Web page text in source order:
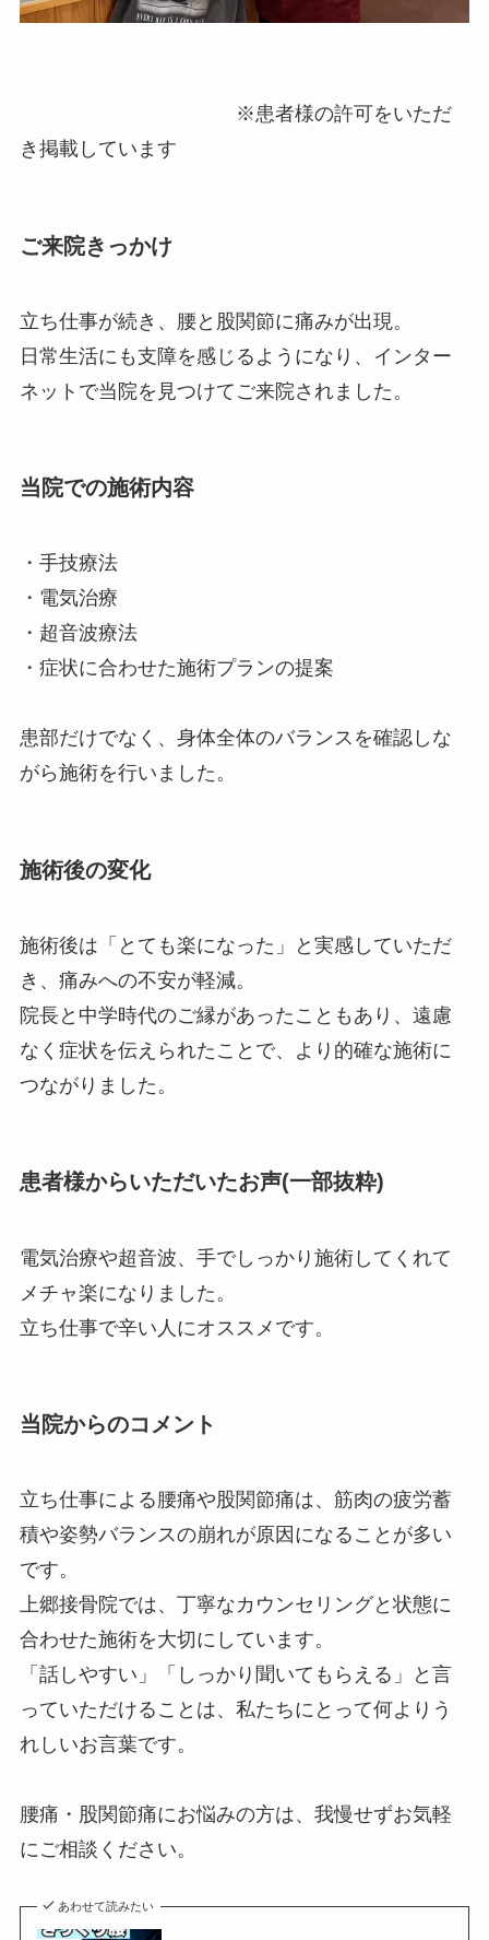
※患者様の許可をいただ
き掲載しています
ご来院きっかけ
立ち仕事が続き、腰と股関節に痛みが出現。
日常生活にも支障を感じるようになり、インター
ネットで当院を見つけてご来院されました。
当院での施術内容
・手技療法
・電気治療
・超音波療法
・症状に合わせた施術プランの提案
患部だけでなく、身体全体のバランスを確認しな
がら施術を行いました。
施術後の変化
施術後は「とても楽になった」と実感していただ
き、痛みへの不安が軽減。
院長と中学時代のご縁があったこともあり、遠慮
なく症状を伝えられたことで、より的確な施術に
つながりました。
患者様からいただいたお声(一部抜粋)
電気治療や超音波、手でしっかり施術してくれて
メチャ楽になりました。
立ち仕事で辛い人にオススメです。
当院からのコメント
立ち仕事による腰痛や股関節痛は、筋肉の疲労蓄
積や姿勢バランスの崩れが原因になることが多い
です。
上郷接骨院では、丁寧なカウンセリングと状態に
合わせた施術を大切にしています。
「話しやすい」「しっかり聞いてもらえる」と言
っていただけることは、私たちにとって何よりう
れしいお言葉です。
腰痛・股関節痛にお悩みの方は、我慢せずお気軽
にご相談ください。
あわせて読みたい